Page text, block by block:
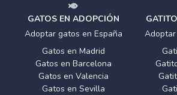
GATOS EN ADOPCIÓN
Adoptar gatos en España
Gatos en Madrid
Gatos en Barcelona
Gatos en Valencia
Gatos en Sevilla